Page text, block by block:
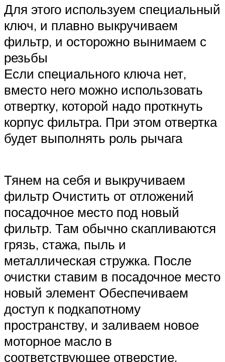
Для этого используем специальный
ключ, и плавно выкручиваем
фильтр, и осторожно вынимаем с
резьбы
Если специального ключа нет,
вместо него можно использовать
отвертку, которой надо проткнуть
корпус фильтра. При этом отвертка
будет выполнять роль рычага
Тянем на себя и выкручиваем
фильтр Очистить от отложений
посадочное место под новый
фильтр. Там обычно скапливаются
грязь, стажа, пыль и
металлическая стружка. После
очистки ставим в посадочное место
новый элемент Обеспечиваем
доступ к подкапотному
пространству, и заливаем новое
моторное масло в
соответствующее отверстие,